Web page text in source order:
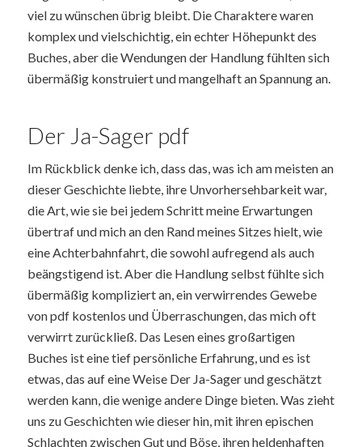
viel zu wünschen übrig bleibt. Die Charaktere waren
komplex und vielschichtig, ein echter Höhepunkt des
Buches, aber die Wendungen der Handlung fühlten sich
übermäßig konstruiert und mangelhaft an Spannung an.
Der Ja-Sager pdf
Im Rückblick denke ich, dass das, was ich am meisten an
dieser Geschichte liebte, ihre Unvorhersehbarkeit war,
die Art, wie sie bei jedem Schritt meine Erwartungen
übertraf und mich an den Rand meines Sitzes hielt, wie
eine Achterbahnfahrt, die sowohl aufregend als auch
beängstigend ist. Aber die Handlung selbst fühlte sich
übermäßig kompliziert an, ein verwirrendes Gewebe
von pdf kostenlos und Überraschungen, das mich oft
verwirrt zurückließ. Das Lesen eines großartigen
Buches ist eine tief persönliche Erfahrung, und es ist
etwas, das auf eine Weise Der Ja-Sager und geschätzt
werden kann, die wenige andere Dinge bieten. Was zieht
uns zu Geschichten wie dieser hin, mit ihren epischen
Schlachten zwischen Gut und Böse, ihren heldenhaften